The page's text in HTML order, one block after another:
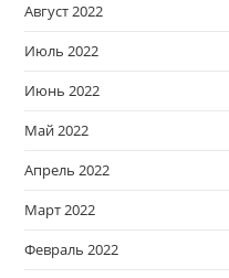
Август 2022
Июль 2022
Июнь 2022
Май 2022
Апрель 2022
Март 2022
Февраль 2022